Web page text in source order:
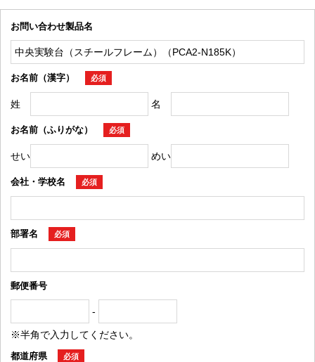
お問い合わせ製品名
お名前（漢字） 必須
姓 名
お名前（ふりがな） 必須
せい めい
会社・学校名 必須
部署名 必須
郵便番号
-
※半角で入力してください。
都道府県 必須